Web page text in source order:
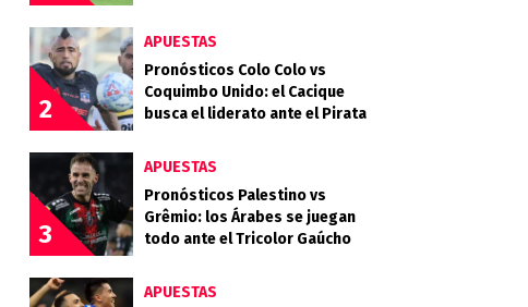
2
APUESTAS
Pronósticos Colo Colo vs
Coquimbo Unido: el Cacique
busca el liderato ante el Pirata
3
APUESTAS
Pronósticos Palestino vs
Grêmio: los Árabes se juegan
todo ante el Tricolor Gaúcho
APUESTAS